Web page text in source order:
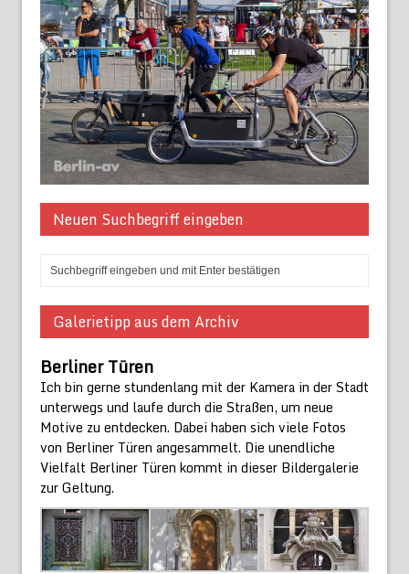
Neuen Suchbegriff eingeben
Galerietipp aus dem Archiv
Berliner Türen
Ich bin gerne stundenlang mit der Kamera in der Stadt
unterwegs und laufe durch die Straßen, um neue
Motive zu entdecken. Dabei haben sich viele Fotos
von Berliner Türen angesammelt. Die unendliche
Vielfalt Berliner Türen kommt in dieser Bildergalerie
zur Geltung.